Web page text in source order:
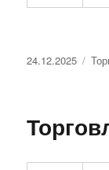
Опубликовано
24.12.2025